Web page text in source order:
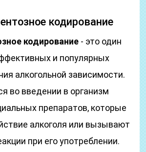
кодирование
кодирование - это один
и популярных
алкогольной зависимости.
во введении в организм
препаратов, которые
алкоголя или вызывают
при его употреблении.